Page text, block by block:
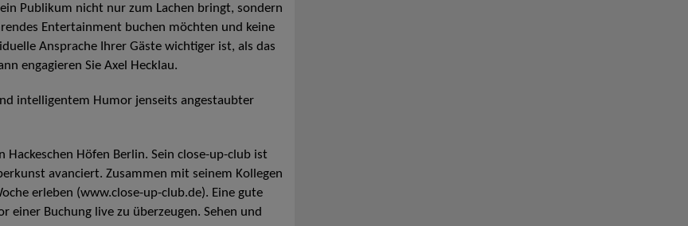
Publikum nicht nur zum Lachen bringt, sondern
Entertainment buchen möchten und keine
Ansprache Ihrer Gäste wichtiger ist, als das
engagieren Sie Axel Hecklau.
intelligentem Humor jenseits angestaubter
Hackeschen Höfen Berlin. Sein close-up-club ist
avanciert. Zusammen mit seinem Kollegen
erleben (www.close-up-club.de). Eine gute
einer Buchung live zu überzeugen. Sehen und